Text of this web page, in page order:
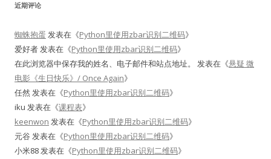
近期评论
蜘蛛抱蛋 发表在《Python里使用zbar识别二维码》
爱好者发表在《Python里使用zbar识别二维码》
在此浏览器中保存我的姓名、电子邮件和站点地址。
发表在《悬疑 微
电影《生日快乐》/ Once Again》
任然 发表在《Python里使用zbar识别二维码》
iku 发表在《课程表》
keenwon 发表在《Python里使用zbar识别二维码》
元谷发表在《Python里使用zbar识别二维码》
小米88发表在《Python里使用zbar识别二维码》